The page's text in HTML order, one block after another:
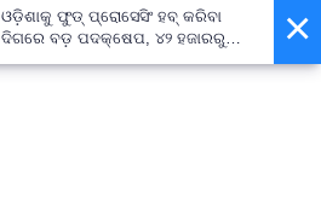
×
ଓଡ଼ିଶାକୁ ଫୁଡ୍ ପ୍ରୋସେସିଂ ହବ୍ କରିବା
ଦିଗରେ ବଡ଼ ପଦକ୍ଷେପ, ୪୨ ହଜାରରୁ
ଅଧିକ ନିଯୁକ୍ତି ସୁଯୋଗ